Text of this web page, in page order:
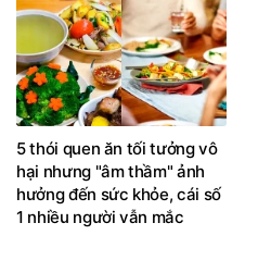
5 thói quen ăn tối tưởng vô
hại nhưng "âm thầm" ảnh
hưởng đến sức khỏe, cái số
1 nhiều người vẫn mắc